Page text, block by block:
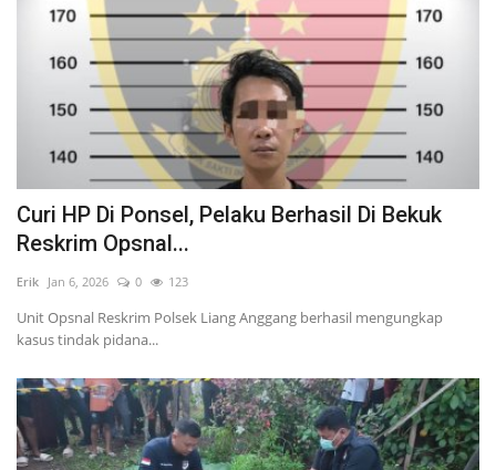
Curi HP Di Ponsel, Pelaku Berhasil Di Bekuk
Reskrim Opsnal...
Erik Jan 6, 2026 0 123
Unit Opsnal Reskrim Polsek Liang Anggang berhasil mengungkap
kasus tindak pidana...